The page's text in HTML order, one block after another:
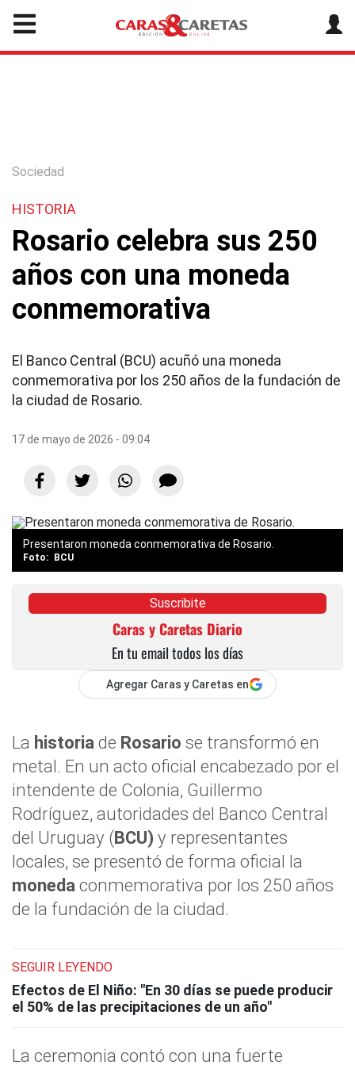
Sociedad
HISTORIA
Rosario celebra sus 250
años con una moneda
conmemorativa
El Banco Central (BCU) acuñó una moneda
conmemorativa por los 250 años de la fundación de
la ciudad de Rosario.
17 de mayo de 2026 - 09:04
Presentaron moneda conmemorativa de Rosario.
BCU
Suscribite
Caras y Caretas Diario
En tu email todos los días
Agregar Caras y Caretas en
La historia de Rosario se transformó en
metal. En un acto oficial encabezado por el
intendente de Colonia, Guillermo
Rodríguez, autoridades del Banco Central
del Uruguay (BCU) y representantes
locales, se presentó de forma oficial la
moneda conmemorativa por los 250 años
de la fundación de la ciudad.
SEGUIR LEYENDO
Efectos de El Niño: "En 30 días se puede producir
el 50% de las precipitaciones de un año"
La ceremonia contó con una fuerte